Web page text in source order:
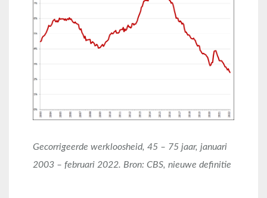
Gecorrigeerde werkloosheid, 45 – 75 jaar, januari
2003 – februari 2022. Bron: CBS, nieuwe definitie